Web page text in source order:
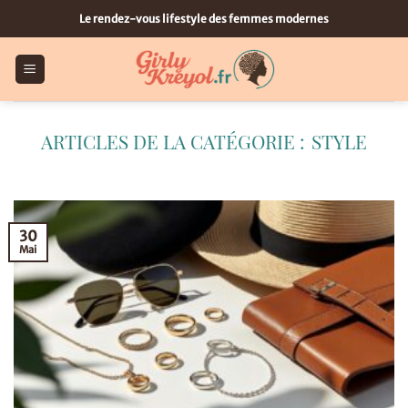
au
contenu
Le rendez-vous lifestyle des femmes modernes
STYLE
30
Mai